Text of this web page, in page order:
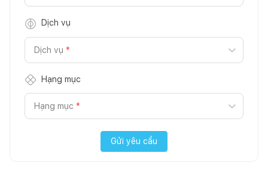
Dịch vụ
Dịch vụ *
Hạng mục
Hạng mục *
Gửi yêu cầu